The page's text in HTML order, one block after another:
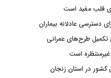
قلب مفید است
عادلانه بیماران
تکمیل طرح‌های عمرانی
است
کشور در استان زنجان